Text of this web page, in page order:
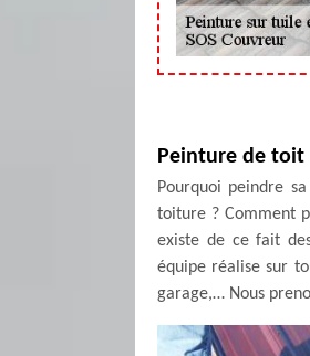
Peinture de toit
Pourquoi peindre
toiture ? Comment
existe de ce fait
équipe réalise sur
garage,… Nous